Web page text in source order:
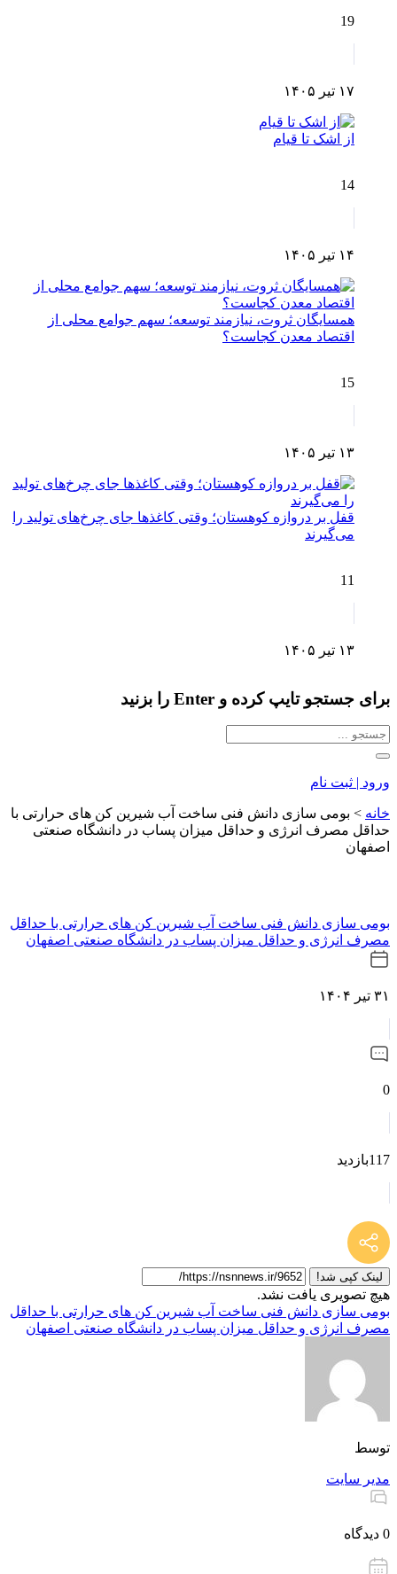
19
۱۷ تیر ۱۴۰۵
از اشک تا قیام
14
۱۴ تیر ۱۴۰۵
همسایگان ثروت، نیازمند توسعه؛ سهم جوامع محلی از
اقتصاد معدن کجاست؟
15
۱۳ تیر ۱۴۰۵
قفل بر دروازه کوهستان؛ وقتی کاغذها جای چرخ‌های تولید را
می‌گیرند
11
۱۳ تیر ۱۴۰۵
برای جستجو تایپ کرده و Enter را بزنید
ورود | ثبت نام
خانه > بومی سازی دانش فنی ساخت آب شیرین کن های حرارتی با
حداقل مصرف انرژی و حداقل میزان پساب در دانشگاه صنعتی
اصفهان
بومی سازی دانش فنی ساخت آب شیرین کن های حرارتی با حداقل
مصرف انرژی و حداقل میزان پساب در دانشگاه صنعتی اصفهان
۳۱ تیر ۱۴۰۴
0
117بازدید
لینک کپی شد!
هیچ تصویری یافت نشد.
بومی سازی دانش فنی ساخت آب شیرین کن های حرارتی با حداقل
مصرف انرژی و حداقل میزان پساب در دانشگاه صنعتی اصفهان
توسط
مدیر سایت
0 دیدگاه